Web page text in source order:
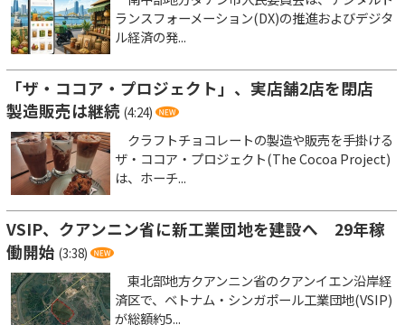
ランスフォーメーション(DX)の推進およびデジタ
ル経済の発...
「ザ・ココア・プロジェクト」、実店舗2店を閉店
製造販売は継続 (4:24)
クラフトチョコレートの製造や販売を手掛ける
ザ・ココア・プロジェクト(The Cocoa Project)
は、ホーチ...
VSIP、クアンニン省に新工業団地を建設へ 29年稼
働開始 (3:38)
東北部地方クアンニン省のクアンイエン沿岸経
済区で、ベトナム・シンガポール工業団地(VSIP)
が総額約5...